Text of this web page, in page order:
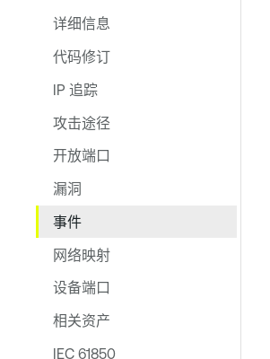
详细信息
代码修订
IP 追踪
攻击途径
开放端口
漏洞
事件
网络映射
设备端口
相关资产
IEC 61850